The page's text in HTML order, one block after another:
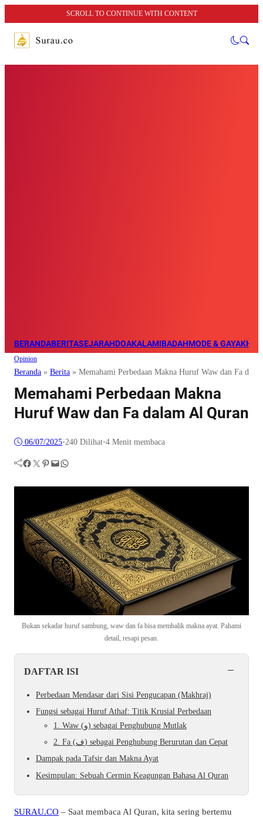
SCROLL TO CONTINUE WITH CONTENT
BERANDABERITASEJARAHDOAKALAMIBADAHMODE & GAYA
Opinion
Beranda » Berita » Memahami Perbedaan Makna Huruf Waw dan Fa
Memahami Perbedaan Makna
Huruf Waw dan Fa dalam Al Quran
06/07/2025•240 Dilihat•4 Menit membaca
Facebook Twitter Pinterest Mail WhatsApp
Bukan sekadar huruf sambung, waw dan fa bisa membalik makna ayat. Pahami
detail, resapi pesan.
DAFTAR ISI −
Perbedaan Mendasar dari Sisi Pengucapan (Makhraj)
Fungsi sebagai Huruf Athaf: Titik Krusial Perbedaan
1. Waw (و) sebagai Penghubung Mutlak
2. Fa (ف) sebagai Penghubung Berurutan dan Cepat
Dampak pada Tafsir dan Makna Ayat
Kesimpulan: Sebuah Cermin Keagungan Bahasa Al Quran
SURAU.CO – Saat membaca Al Quran, kita sering bertemu